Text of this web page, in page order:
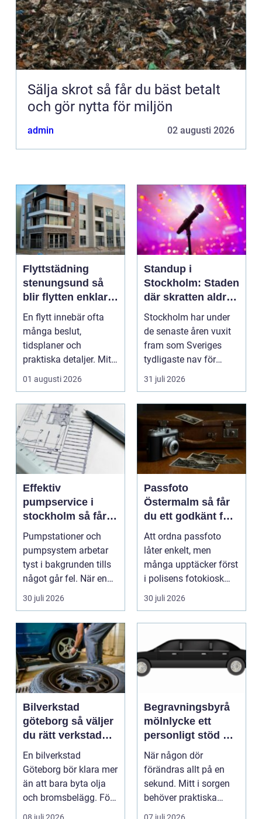
Sälja skrot så får du bäst betalt
och gör nytta för miljön
admin 02 augusti 2026
Flyttstädning
stenungsund så
blir flytten enklare
och mer trygg
En flytt innebär ofta
många beslut,
tidsplaner och
praktiska detaljer. Mitt
i allt hamnar
flyttstädn...
01 augusti 2026
Standup i
Stockholm: Staden
där skratten aldrig
tar paus
Stockholm har under
de senaste åren vuxit
fram som Sveriges
tydligaste nav för
livehumor....
31 juli 2026
Effektiv
pumpservice i
stockholm så får
du driftsäkra
anläggningar året
runt
Pumpstationer och
pumpsystem arbetar
tyst i bakgrunden tills
något går fel. När en
pump stannar hand...
30 juli 2026
Passfoto
Östermalm så får
du ett godkänt foto
utan stress
Att ordna passfoto
låter enkelt, men
många upptäcker först
i polisens fotokiosk
eller hos fotografen...
30 juli 2026
Bilverkstad
göteborg så väljer
du rätt verkstad
för din bil
En bilverkstad
Göteborg bör klara mer
än att bara byta olja
och bromsbelägg. För
många bilägare i oc...
Begravningsbyrå
mölnlycke ett
personligt stöd när
någon gått bort
När någon dör
förändras allt på en
sekund. Mitt i sorgen
behöver praktiska
frågor få svar: var ska